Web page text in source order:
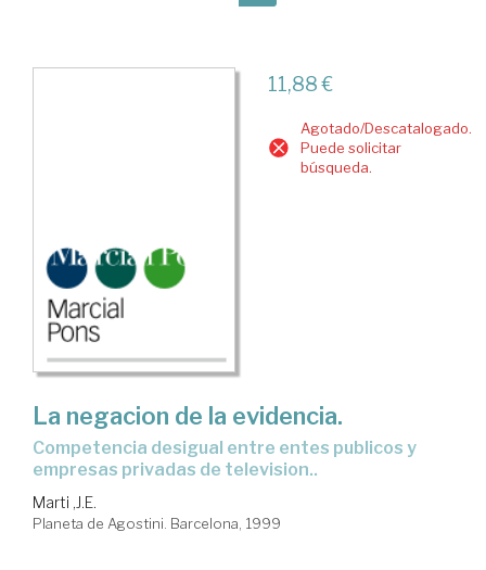
Competencia
11,88 €
Agotado/Descatalogado.
Puede solicitar
búsqueda.
La negacion de la evidencia.
Competencia desigual entre entes publicos y
empresas privadas de television..
Marti ,J.E.
Planeta de Agostini. Barcelona, 1999